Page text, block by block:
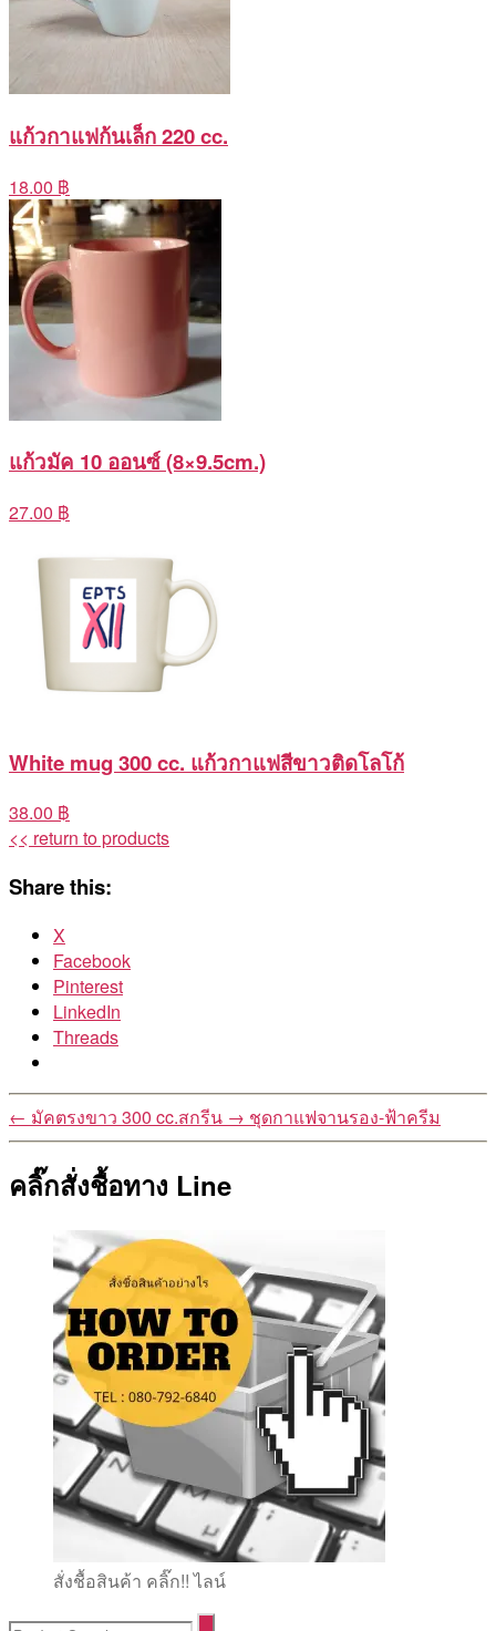
แก้วกาแฟก้นเล็ก 220 cc.
18.00 ฿
แก้วมัค 10 ออนซ์ (8×9.5cm.)
27.00 ฿
White mug 300 cc. แก้วกาแฟสีขาวติดโลโก้
38.00 ฿
<< return to products
Share this:
X
Facebook
Pinterest
LinkedIn
Threads
← มัคตรงขาว 300 cc.สกรีน → ชุดกาแฟจานรอง-ฟ้าครีม
คลิ๊กสั่งชื้อทาง Line
สั่งชื้อสินค้า คลิ๊ก!! ไลน์